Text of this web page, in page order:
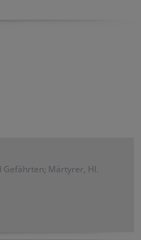
Gefährten; Märtyrer, Hl.